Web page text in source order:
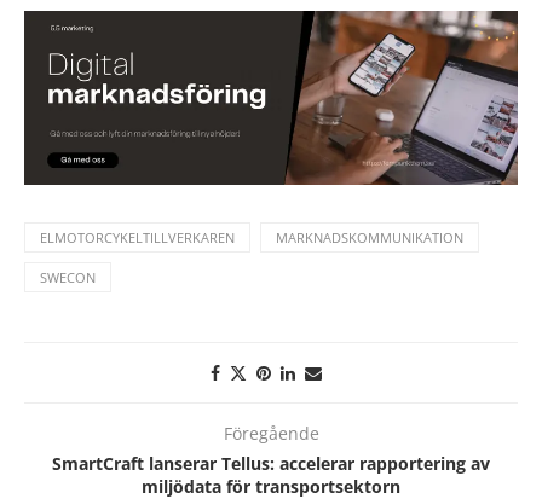
ELMOTORCYKELTILLVERKAREN MARKNADSKOMMUNIKATION
SWECON
Föregående
SmartCraft lanserar Tellus: accelerar rapportering av
miljödata för transportsektorn